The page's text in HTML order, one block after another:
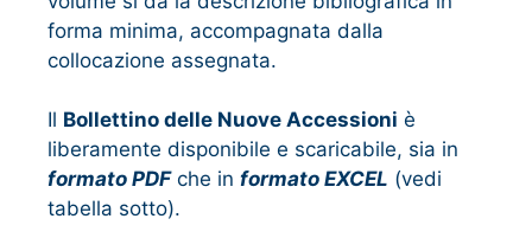
forma minima, accompagnata dalla
collocazione assegnata.
Il Bollettino delle Nuove Accessioni è
liberamente disponibile e scaricabile, sia in
formato PDFche in formato EXCEL (vedi
tabella sotto).